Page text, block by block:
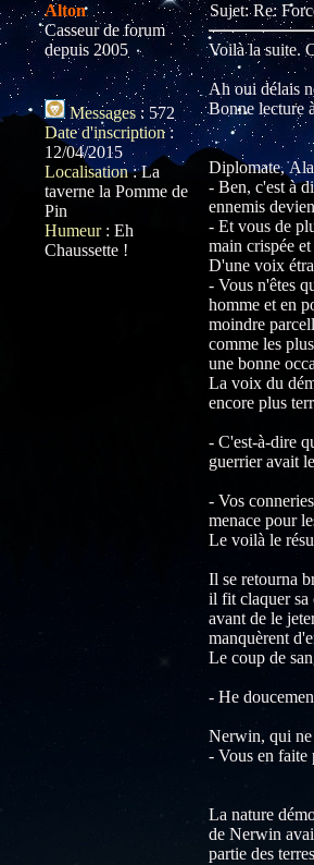
Alton
Casseur de forum
depuis 2005
Messages :572
Date d'inscription :
12/04/2015
Localisation:La
taverne la Pomme de
Pin
Humeur: Eh
Chaussette !
Sujet: Re:
Voilà la suite.
Ah oui délais
Bonne lecture
Diplomate,
- Ben, c'est à
ennemis
- Et vous de
main crispée
D'une voix
- Vous n'êtes
homme et en
moindre
comme les
une bonne
La voix du
encore plus
- C'est-à-dire
guerrier avait
- Vos
menace pour
Le voilà le
Il se retourna
il fit claquer sa
avant de le
manquèrent
Le coup de
- He
Nerwin, qui ne
- Vous en faite
La nature
de Nerwin
partie des